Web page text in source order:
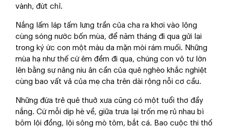
vành, đứt chỉ.
Nắng lấm láp tấm lưng trần của cha ra khơi vào lộng
cùng sóng nước bốn mùa, để năm tháng đi qua gửi lại
trong ký ức con một màu da mặn mòi rám muối. Những
mùa hạ như thế cứ êm đềm đi qua, chúng con vô tư lớn
lên bằng sự nâng niu ân cần của quê nghèo khắc nghiệt
cùng bao vất vả của mẹ cha trên dài rộng nỗi cơ cầu.
Những đứa trẻ quê thuở xưa cũng có một tuổi thơ đầy
nắng. Cứ mỗi dịp hè về, giữa trưa lại trốn mẹ rủ nhau bì
bõm lội đồng, lội sông mò tôm, bắt cá. Bao cuộc thi thố